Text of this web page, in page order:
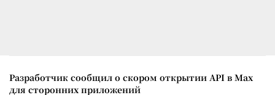
Разработчик сообщил о скором открытии API в Max
для сторонних приложений